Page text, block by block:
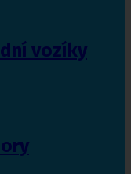
vozíky